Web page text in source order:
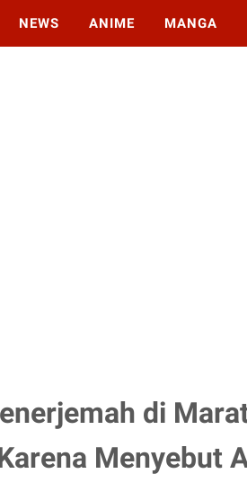
NEWS ANIME MANGA
di
Menyebut